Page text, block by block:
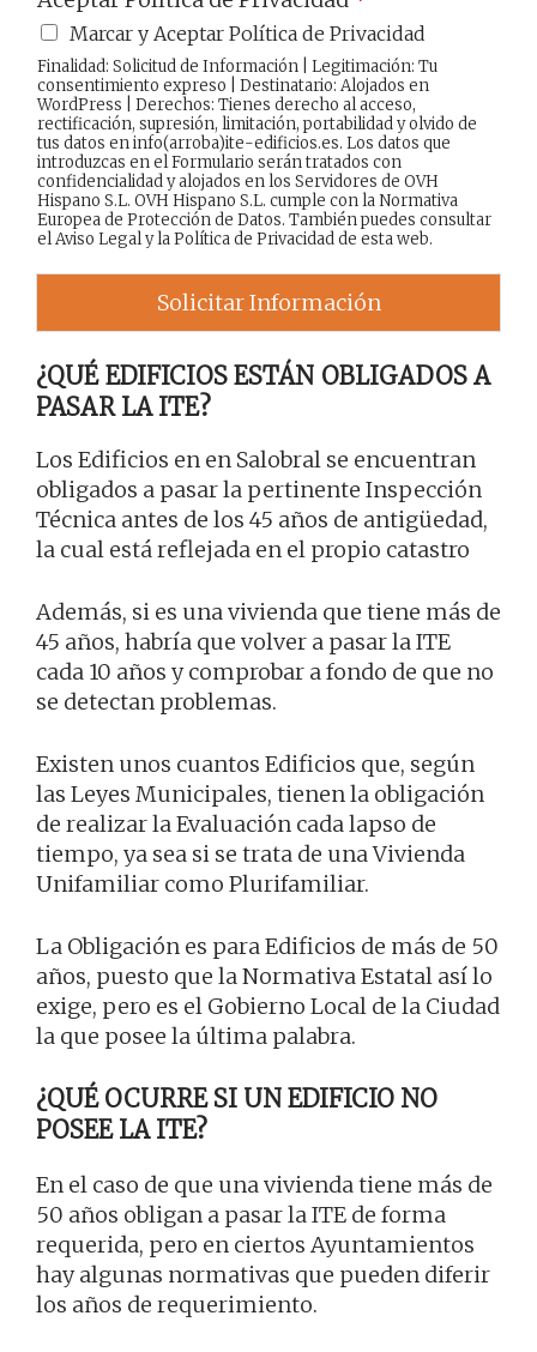
Marcar y Aceptar Política de Privacidad
Finalidad: Solicitud de Información | Legitimación: Tu
consentimiento expreso | Destinatario: Alojados en
WordPress | Derechos: Tienes derecho al acceso,
rectificación, supresión, limitación, portabilidad y olvido de
tus datos en info(arroba)ite-edificios.es. Los datos que
introduzcas en el Formulario serán tratados con
confidencialidad y alojados en los Servidores de OVH
Hispano S.L. OVH Hispano S.L. cumple con la Normativa
Europea de Protección de Datos. También puedes consultar
elAviso Legaly laPolítica de Privacidadde esta web.
Solicitar Información
¿QUÉ EDIFICIOS ESTÁN OBLIGADOS A
PASAR LA ITE?
Los Edificios en en Salobral se encuentran
obligados a pasar la pertinente Inspección
Técnica antes de los 45 años de antigüedad,
la cual está reflejada en el propio catastro
Además, si es una vivienda que tiene más de
45 años, habría que volver a pasar la ITE
cada 10 años y comprobar a fondo de que no
se detectan problemas.
Existen unos cuantos Edificios que, según
las Leyes Municipales, tienen la obligación
de realizar la Evaluación cada lapso de
tiempo, ya sea si se trata de una Vivienda
Unifamiliar como Plurifamiliar.
La Obligación es para Edificios de más de 50
años, puesto que la Normativa Estatal así lo
exige, pero es el Gobierno Local de la Ciudad
la que posee la última palabra.
¿QUÉ OCURRE SI UN EDIFICIO NO
POSEE LA ITE?
En el caso de que una vivienda tiene más de
50 años obligan a pasar la ITE de forma
requerida, pero en ciertos Ayuntamientos
hay algunas normativas que pueden diferir
los años de requerimiento.